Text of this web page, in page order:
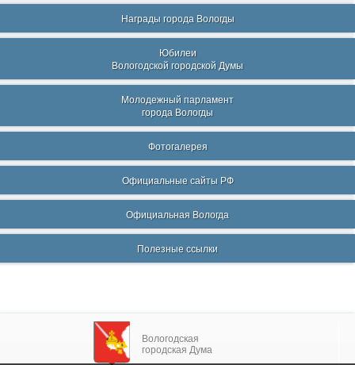
Награды города Вологды
Юбилеи
Вологодской городской Думы
Молодежный парламент
города Вологды
Фотогалерея
Официальные сайты РФ
Официальная Вологда
Полезные ссылки
Вологодская
городская Дума